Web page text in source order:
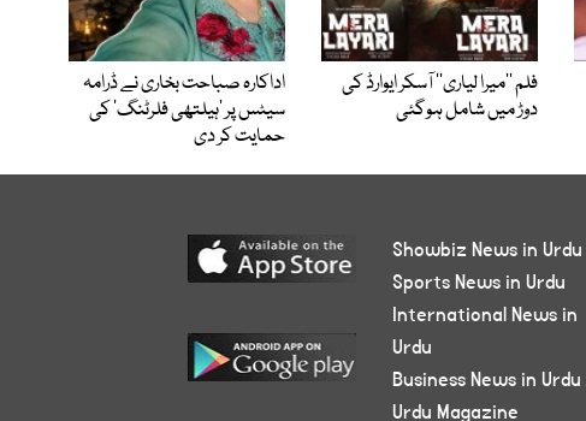
فلم ’’میرا لیاری‘‘ آسکر ایوارڈ کی
دوڑ میں شامل ہوگئی
اداکارہ صباحت بخاری نے ڈرامہ
سیٹس پر ’ہیلتھی فلرٹنگ‘ کی
حمایت کر دی
Showbiz News in Urdu
Sports News in Urdu
International News in
Urdu
Business News in Urdu
Urdu Magazine